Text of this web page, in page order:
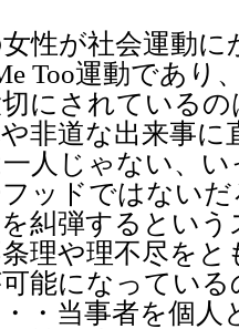
性が社会運動
Too運動であり
切にされている
非道な出来事に
人じゃない、
ッドではない
糾弾するとい
理や理不尽を
能になってい
・・当事者を個